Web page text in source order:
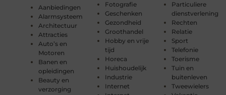
Aanbiedingen
Alarmsysteem
Architectuur
Attracties
Auto’s en
Motoren
Banen en
opleidingen
Beauty en
verzorging
Fotografie
Geschenken
Gezondheid
Groothandel
Hobby en vrije
tijd
Horeca
Huishoudelijk
Industrie
Internet
Particuliere
dienstverlening
Rechten
Relatie
Sport
Telefonie
Toerisme
Tuin en
buitenleven
Tweewielers